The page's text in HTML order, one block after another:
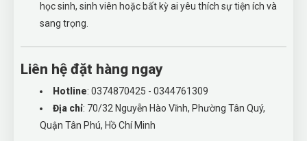
học sinh, sinh viên hoặc bất kỳ ai yêu thích sự tiện ích và
sang trọng.
Liên hệ đặt hàng ngay
Hotline: 0374870425 - 0344761309
Địa chỉ: 70/32 Nguyễn Hào Vĩnh, Phường Tân Quý,
Quận Tân Phú, Hồ Chí Minh